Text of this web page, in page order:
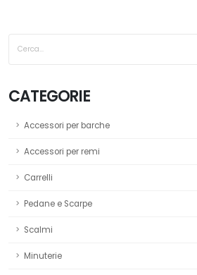
CATEGORIE
Accessori per barche
Accessori per remi
Carrelli
Pedane e Scarpe
Scalmi
Minuterie